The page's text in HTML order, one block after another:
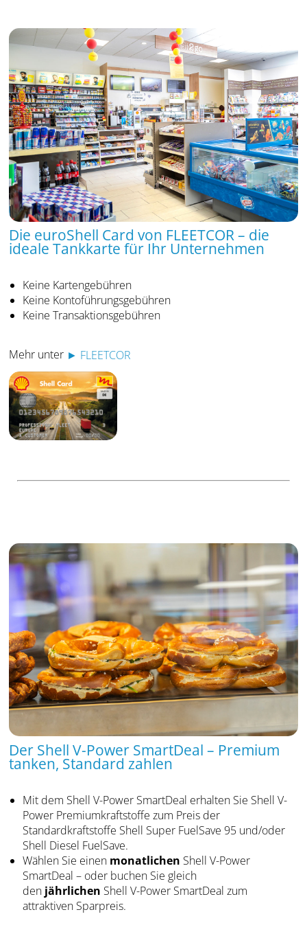
Die euroShell Card von FLEETCOR – die
ideale Tankkarte für Ihr Unternehmen
Keine Kartengebühren
Keine Kontoführungsgebühren
Keine Transaktionsgebühren
Mehr unter ► FLEETCOR
Der Shell V-Power SmartDeal – Premium
tanken, Standard zahlen
Mit dem Shell V-Power SmartDeal erhalten Sie Shell V-
Power Premiumkraftstoffe zum Preis der
Standardkraftstoffe Shell Super FuelSave 95 und/oder
Shell Diesel FuelSave.
Wählen Sie einen monatlichen Shell V-Power
SmartDeal – oder buchen Sie gleich
den jährlichen Shell V-Power SmartDeal zum
attraktiven Sparpreis.